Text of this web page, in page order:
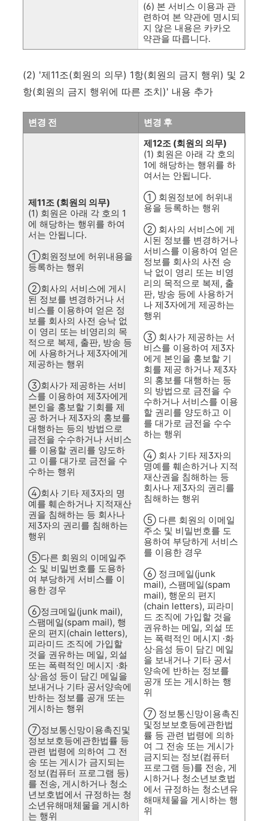
(6) 본 서비스 이용과 관
련하여 본 약관에 명시되
지 않은 내용은 카카오
약관을 따릅니다.
(2) '제11조(회원의 의무) 1항(회원의 금지 행위) 및 2
항(회원의 금지 행위에 따른 조치)' 내용 추가
변경 전 변경 후
제11조 (회원의 의무)
(1) 회원은 아래 각 호의 1
에 해당하는 행위를 하여
서는 안됩니다.
①회원정보에 허위내용을
등록하는 행위
②회사의 서비스에 게시
된 정보를 변경하거나 서
비스를 이용하여 얻은 정
보를 회사의 사전 승낙 없
이 영리 또는 비영리의 목
적으로 복제, 출판, 방송 등
에 사용하거나 제3자에게
제공하는 행위
③회사가 제공하는 서비
스를 이용하여 제3자에게
본인을 홍보할 기회를 제
공 하거나 제3자의 홍보를
대행하는 등의 방법으로
금전을 수수하거나 서비스
를 이용할 권리를 양도하
고 이를 대가로 금전을 수
수하는 행위
④회사 기타 제3자의 명
예를 훼손하거나 지적재산
권을 침해하는 등 회사나
제3자의 권리를 침해하는
행위
⑤다른 회원의 이메일주
소 및 비밀번호를 도용하
여 부당하게 서비스를 이
용한 경우
⑥정크메일(junk mail),
스팸메일(spam mail), 행
운의 편지(chain letters),
피라미드 조직에 가입할
것을 권유하는 메일, 외설
또는 폭력적인 메시지 ·화
상·음성 등이 담긴 메일을
보내거나 기타 공서양속에
반하는 정보를 공개 또는
게시하는 행위
⑦정보통신망이용촉진및
정보보호등에관한법률 등
관련 법령에 의하여 그 전
송 또는 게시가 금지되는
정보(컴퓨터 프로그램 등)
를 전송, 게시하거나 청소
년보호법에서 규정하는 청
소년유해매체물을 게시하
는 행위
제12조 (회원의 의무)
(1) 회원은 아래 각 호의
1에 해당하는 행위를 하
여서는 안됩니다.
① 회원정보에 허위내
용을 등록하는 행위
② 회사의 서비스에 게
시된 정보를 변경하거나
서비스를 이용하여 얻은
정보를 회사의 사전 승
낙 없이 영리 또는 비영
리의 목적으로 복제, 출
판, 방송 등에 사용하거
나 제3자에게 제공하는
행위
③ 회사가 제공하는 서
비스를 이용하여 제3자
에게 본인을 홍보할 기
회를 제공 하거나 제3자
의 홍보를 대행하는 등
의 방법으로 금전을 수
수하거나 서비스를 이용
할 권리를 양도하고 이
를 대가로 금전을 수수
하는 행위
④ 회사 기타 제3자의
명예를 훼손하거나 지적
재산권을 침해하는 등
회사나 제3자의 권리를
침해하는 행위
⑤ 다른 회원의 이메일
주소 및 비밀번호를 도
용하여 부당하게 서비스
를 이용한 경우
⑥ 정크메일(junk
mail), 스팸메일(spam
mail), 행운의 편지
(chain letters), 피라미
드 조직에 가입할 것을
권유하는 메일, 외설 또
는 폭력적인 메시지 ·화
상·음성 등이 담긴 메일
을 보내거나 기타 공서
양속에 반하는 정보를
공개 또는 게시하는 행
위
⑦ 정보통신망이용촉진
및정보보호등에관한법
률 등 관련 법령에 의하
여 그 전송 또는 게시가
금지되는 정보(컴퓨터
프로그램 등)를 전송, 게
시하거나 청소년보호법
에서 규정하는 청소년유
해매체물을 게시하는 행
위